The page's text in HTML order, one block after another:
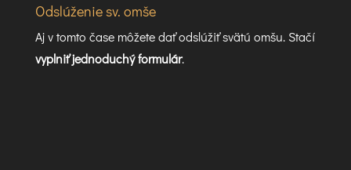
Odslúženie sv. omše
Aj v tomto čase môžete dať odslúžiť svätú omšu. Stačí
vyplniť jednoduchý formulár.